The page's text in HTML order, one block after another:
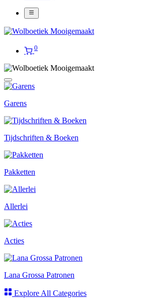
0
Garens
Tijdschriften & Boeken
Pakketten
Allerlei
Acties
Lana Grossa Patronen
Explore All Categories